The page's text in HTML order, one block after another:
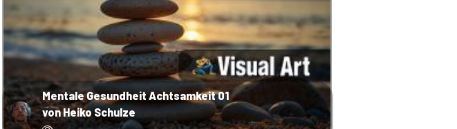
Mentale Gesundheit Achtsamkeit 01
von Heiko Schulze